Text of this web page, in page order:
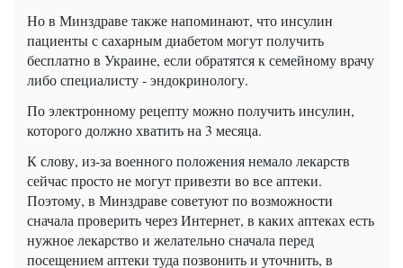
Но в Минздраве также напоминают, что инсулин
пациенты с сахарным диабетом могут получить
бесплатно в Украине, если обратятся к семейному врачу
либо специалисту - эндокринологу.
По электронному рецепту можно получить инсулин,
которого должно хватить на 3 месяца.
К слову, из-за военного положения немало лекарств
сейчас просто не могут привезти во все аптеки.
Поэтому, в Минздраве советуют по возможности
сначала проверить через Интернет, в каких аптеках есть
нужное лекарство и желательно сначала перед
посещением аптеки туда позвонить и уточнить, в